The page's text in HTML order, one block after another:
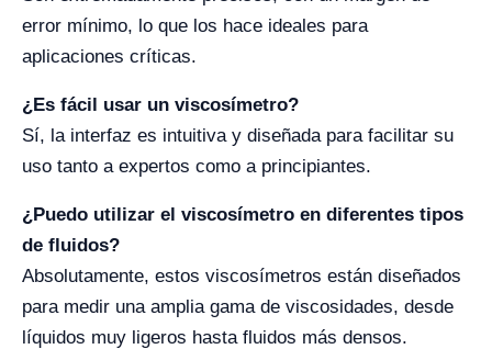
error mínimo, lo que los hace ideales para
aplicaciones críticas.
¿Es fácil usar un viscosímetro?
Sí, la interfaz es intuitiva y diseñada para facilitar su
uso tanto a expertos como a principiantes.
¿Puedo utilizar el viscosímetro en diferentes tipos
de fluidos?
Absolutamente, estos viscosímetros están diseñados
para medir una amplia gama de viscosidades, desde
líquidos muy ligeros hasta fluidos más densos.